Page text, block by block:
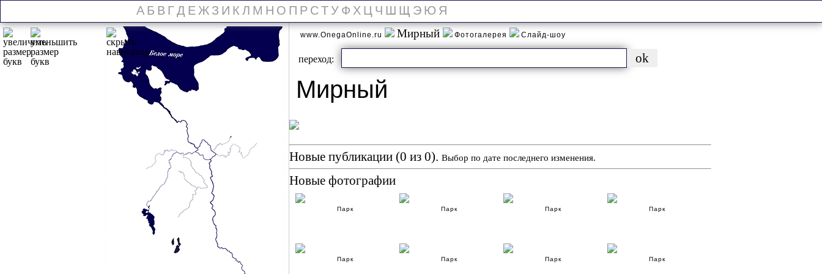
А Б В ГД Е Ж З И К Л М Н О П Р СТ У Ф Х Ц Ч Ш Щ Э Ю Я
www.OnegaOnline.ru Мирный Фотогалерея Слайд-шоу
переход:
Мирный
Новые публикации (0 из 0). Выбор по дате последнего изменения.
Новые фотографии
Парк Парк Парк Парк
Парк Парк Парк Парк